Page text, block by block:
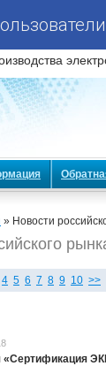
» Новости
4 5 6 7 8 9 10 >>
«Сертификация